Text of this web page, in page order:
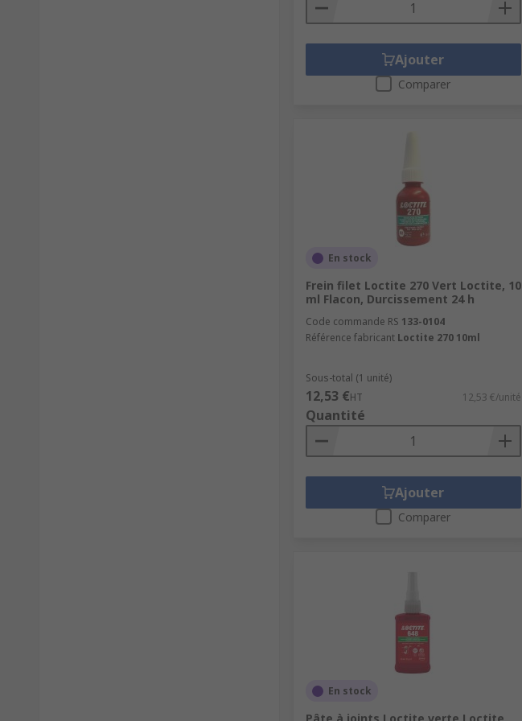
Ajouter
Comparer
En stock
Frein filet Loctite 270 Vert Loctite, 10
ml Flacon, Durcissement 24 h
Code commande RS 133-0104
Référence fabricant Loctite 270 10ml
Sous-total (1 unité)
12,53 €HT 12,53 €/unité
Quantité
Ajouter
Comparer
En stock